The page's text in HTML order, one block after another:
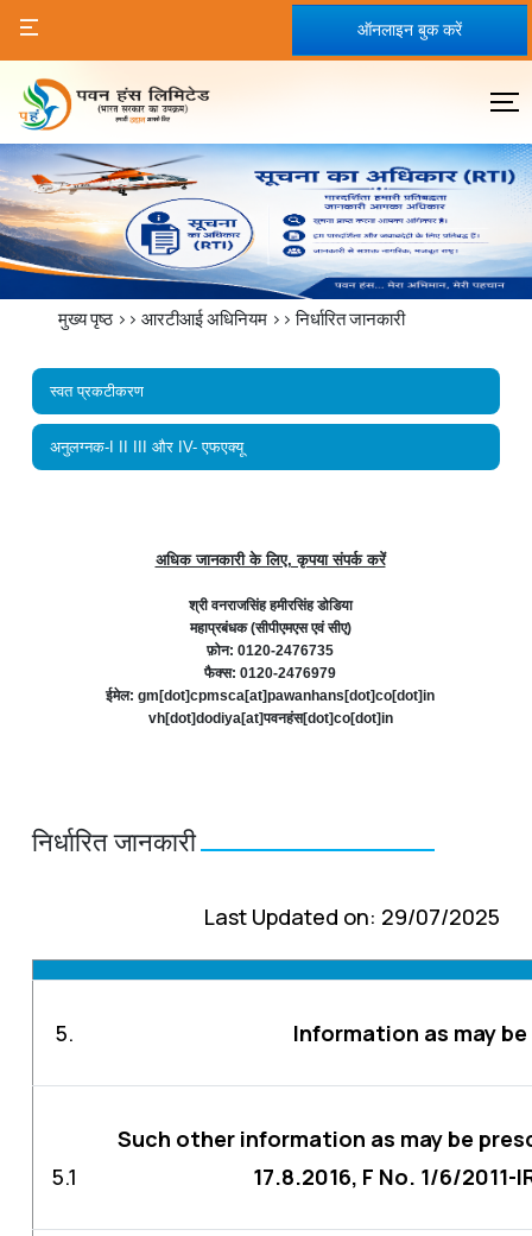
ऑनलाइन बुक करें
मुख्य पृष्ठ >>आरटीआई अधिनियम >>निर्धारित जानकारी
स्वत प्रकटीकरण
अनुलग्नक-I II III और IV- एफएक्यू
अधिक जानकारी के लिए, कृपया संपर्क करें
श्री वनराजसिंह हमीरसिंह डोडिया
महाप्रबंधक (सीपीएमएस एवं सीए)
फ़ोन: 0120-2476735
फैक्स: 0120-2476979
ईमेल: gm[dot]cpmsca[at]pawanhans[dot]co[dot]in
vh[dot]dodiya[at]पवनहंस[dot]co[dot]in
निर्धारित जानकारी
Last Updated on: 29/07/2025
5. Information as may
5.1
Such other information as may be
17.8.2016, F No. 1/6/2011-